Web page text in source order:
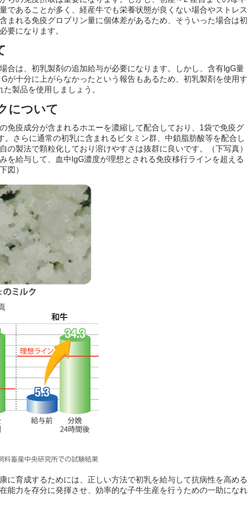
であることが多く、経産牛でも栄養状態が良くない場合やストレス
まれる免疫グロブリン量に個体差があるため、そういった場合は初
要になります。
合は、初乳製剤の追加給与が必要になります。
しかし、含有IgG量
が十分に上がらなかったという報告もあるため、初乳製剤を使用す
製品を使用しましょう。
について
免疫成分が含まれるホエーを濃縮して配合しており、 1袋で免疫グ
さらに通常の初乳に含まれるビタミン群、中鎖脂肪酸等を配合し
の製法で顆粒化しており溶けやすさは抜群に良いです。（下写真）
を給与して、血中lgG濃度が理想とされる免疫移行ラインを超える
図）
に育成するためには、正しい方法で初乳を給与して抗病性を高める
能力を存分に発揮させ、効率的な子牛生産を行うための一助になれ